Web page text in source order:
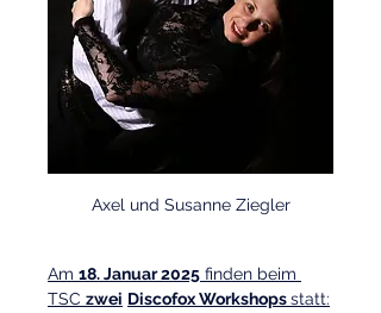
Axel und Susanne Ziegler
Am 18. Januar 2025 finden beim
TSC zwei Discofox Workshops statt: